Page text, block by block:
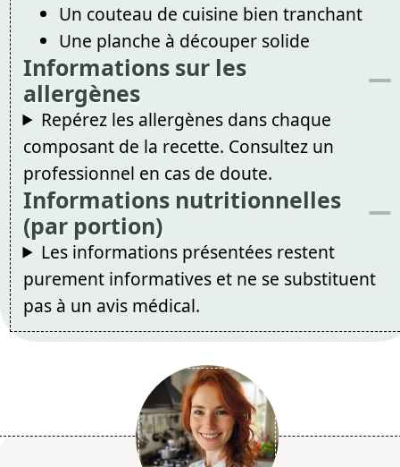
Un couteau de cuisine bien tranchant
Une planche à découper solide
Informations sur les
allergènes
Repérez les allergènes dans chaque
composant de la recette. Consultez un
professionnel en cas de doute.
Informations nutritionnelles
(par portion)
Les informations présentées restent
purement informatives et ne se substituent
pas à un avis médical.